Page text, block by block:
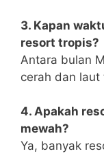
3. Kapan
resort tropis?
Antara bulan
cerah dan laut
4. Apakah
mewah?
Ya, banyak